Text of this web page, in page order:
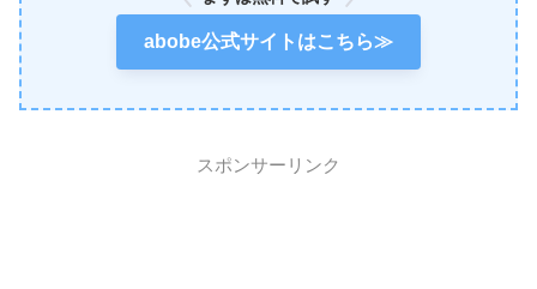
abobe公式サイトはこちら≫
スポンサーリンク